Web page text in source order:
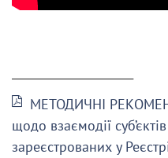
МЕТОДИЧНІ
щодо взаємодії
зареєстрованих у